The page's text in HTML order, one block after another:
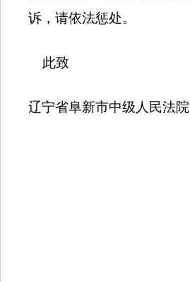
诉，请依法惩处。
此致
辽宁省阜新市中级人民法院